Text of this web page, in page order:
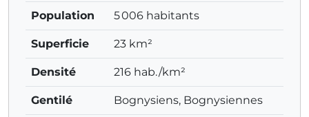
Population 5 006 habitants
Superficie 23 km²
Densité 216 hab./km²
Gentilé Bognysiens, Bognysiennes